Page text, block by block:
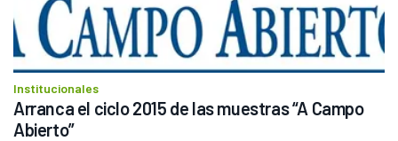
Institucionales
Arranca el ciclo 2015 de las muestras “A Campo
Abierto”